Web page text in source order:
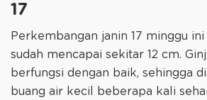
17
Perkembangan janin 17 minggu ini
sudah mencapai sekitar 12 cm.
berfungsi dengan baik, sehingga
buang air kecil beberapa kali